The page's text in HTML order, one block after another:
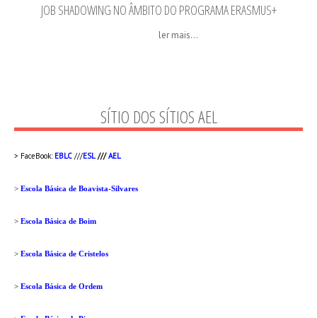
JOB SHADOWING NO ÂMBITO DO PROGRAMA ERASMUS+
ler mais...
SÍTIO DOS SÍTIOS AEL
> FaceBook: EBLC ///ESL /// AEL
> Escola Básica de Boavista-Silvares
> Escola Básica de Boim
> Escola Básica de Cristelos
> Escola Básica de Ordem